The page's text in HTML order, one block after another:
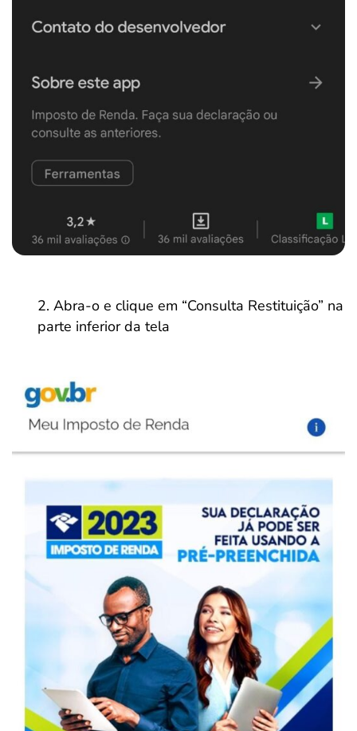
Abra-o e clique em “Consulta Restituição” na
parte inferior da tela